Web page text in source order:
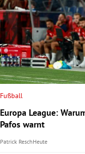
Fußball
Europa League:
Pafos warnt
Patrick ReschHeute